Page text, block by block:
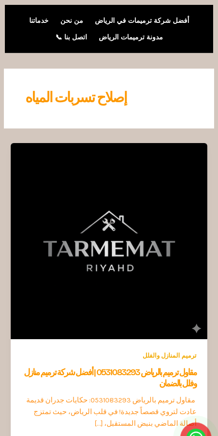
أفضل شركة ترميمات في الرياض من نحن خدماتنا
مدونة ترميمات الرياض اتصل بنا 📞
تخطي
إصلاح تسربات المياه
ترميم المنازل والفلل
مقاول ترميم بالرياض 0531083293 | أفضل شركة ترميم منازل
وفلل بالضمان
مقاول ترميم بالرياض 0531083293: حكايات جدران قديمة
عادت لتروي قصصاً جديدة! في قلب الرياض، حيث تمتزج
أصالة الماضي بنبض المستقبل، […]